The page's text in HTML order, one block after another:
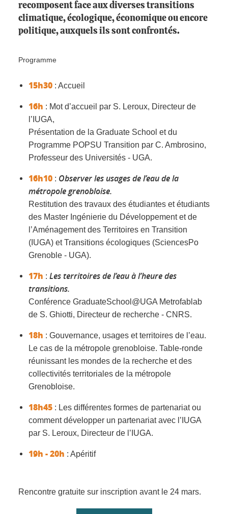
recomposent face aux diverses transitions
climatique, écologique, économique ou encore
politique, auxquels ils sont confrontés.
Programme
15h30 : Accueil
16h : Mot d’accueil par S. Leroux, Directeur de
l’IUGA,
Présentation de la Graduate School et du
Programme POPSU Transition par C. Ambrosino,
Professeur des Universités - UGA.
16h10 : Observer les usages de l’eau de la
métropole grenobloise.
Restitution des travaux des étudiantes et étudiants
des Master Ingénierie du Développement et de
l’Aménagement des Territoires en Transition
(IUGA) et Transitions écologiques (SciencesPo
Grenoble - UGA).
17h : Les territoires de l’eau à l’heure des
transitions.
Conférence GraduateSchool@UGA Metrofablab
de S. Ghiotti, Directeur de recherche - CNRS.
18h : Gouvernance, usages et territoires de l’eau.
Le cas de la métropole grenobloise. Table-ronde
réunissant les mondes de la recherche et des
collectivités territoriales de la métropole
Grenobloise.
18h45 : Les différentes formes de partenariat ou
comment développer un partenariat avec l’IUGA
par S. Leroux, Directeur de l’IUGA.
19h - 20h : Apéritif
Rencontre gratuite sur inscription avant le 24 mars.